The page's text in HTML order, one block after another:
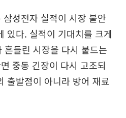
성전자 실적이 시장 불안
있다. 실적이 기대치를 크게
흔들린 시장을 다시 붙드는
중동 긴장이 다시 고조되
출발점이 아니라 방어 재료